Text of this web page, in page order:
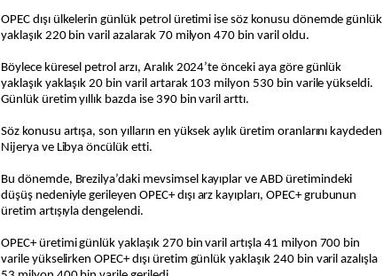
OPEC dışı ülkelerin günlük petrol üretimi ise söz konusu dönemde günlük
yaklaşık 220 bin varil azalarak 70 milyon 470 bin varil oldu.
Böylece küresel petrol arzı, Aralık 2024’te önceki aya göre günlük
yaklaşık yaklaşık 20 bin varil artarak 103 milyon 530 bin varile yükseldi.
Günlük üretim yıllık bazda ise 390 bin varil arttı.
Söz konusu artışa, son yılların en yüksek aylık üretim oranlarını kaydeden
Nijerya ve Libya öncülük etti.
Bu dönemde, Brezilya’daki mevsimsel kayıplar ve ABD üretimindeki
düşüş nedeniyle gerileyen OPEC+ dışı arz kayıpları, OPEC+ grubunun
üretim artışıyla dengelendi.
OPEC+ üretimi günlük yaklaşık 270 bin varil artışla 41 milyon 700 bin
varile yükselirken OPEC+ dışı üretim günlük yaklaşık 240 bin varil azalışla